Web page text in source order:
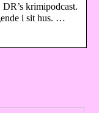
krimipodcast.
i sit hus. …